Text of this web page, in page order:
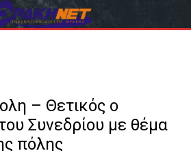
– Θετικός ο
Συνεδρίου με θέμα
πόλης